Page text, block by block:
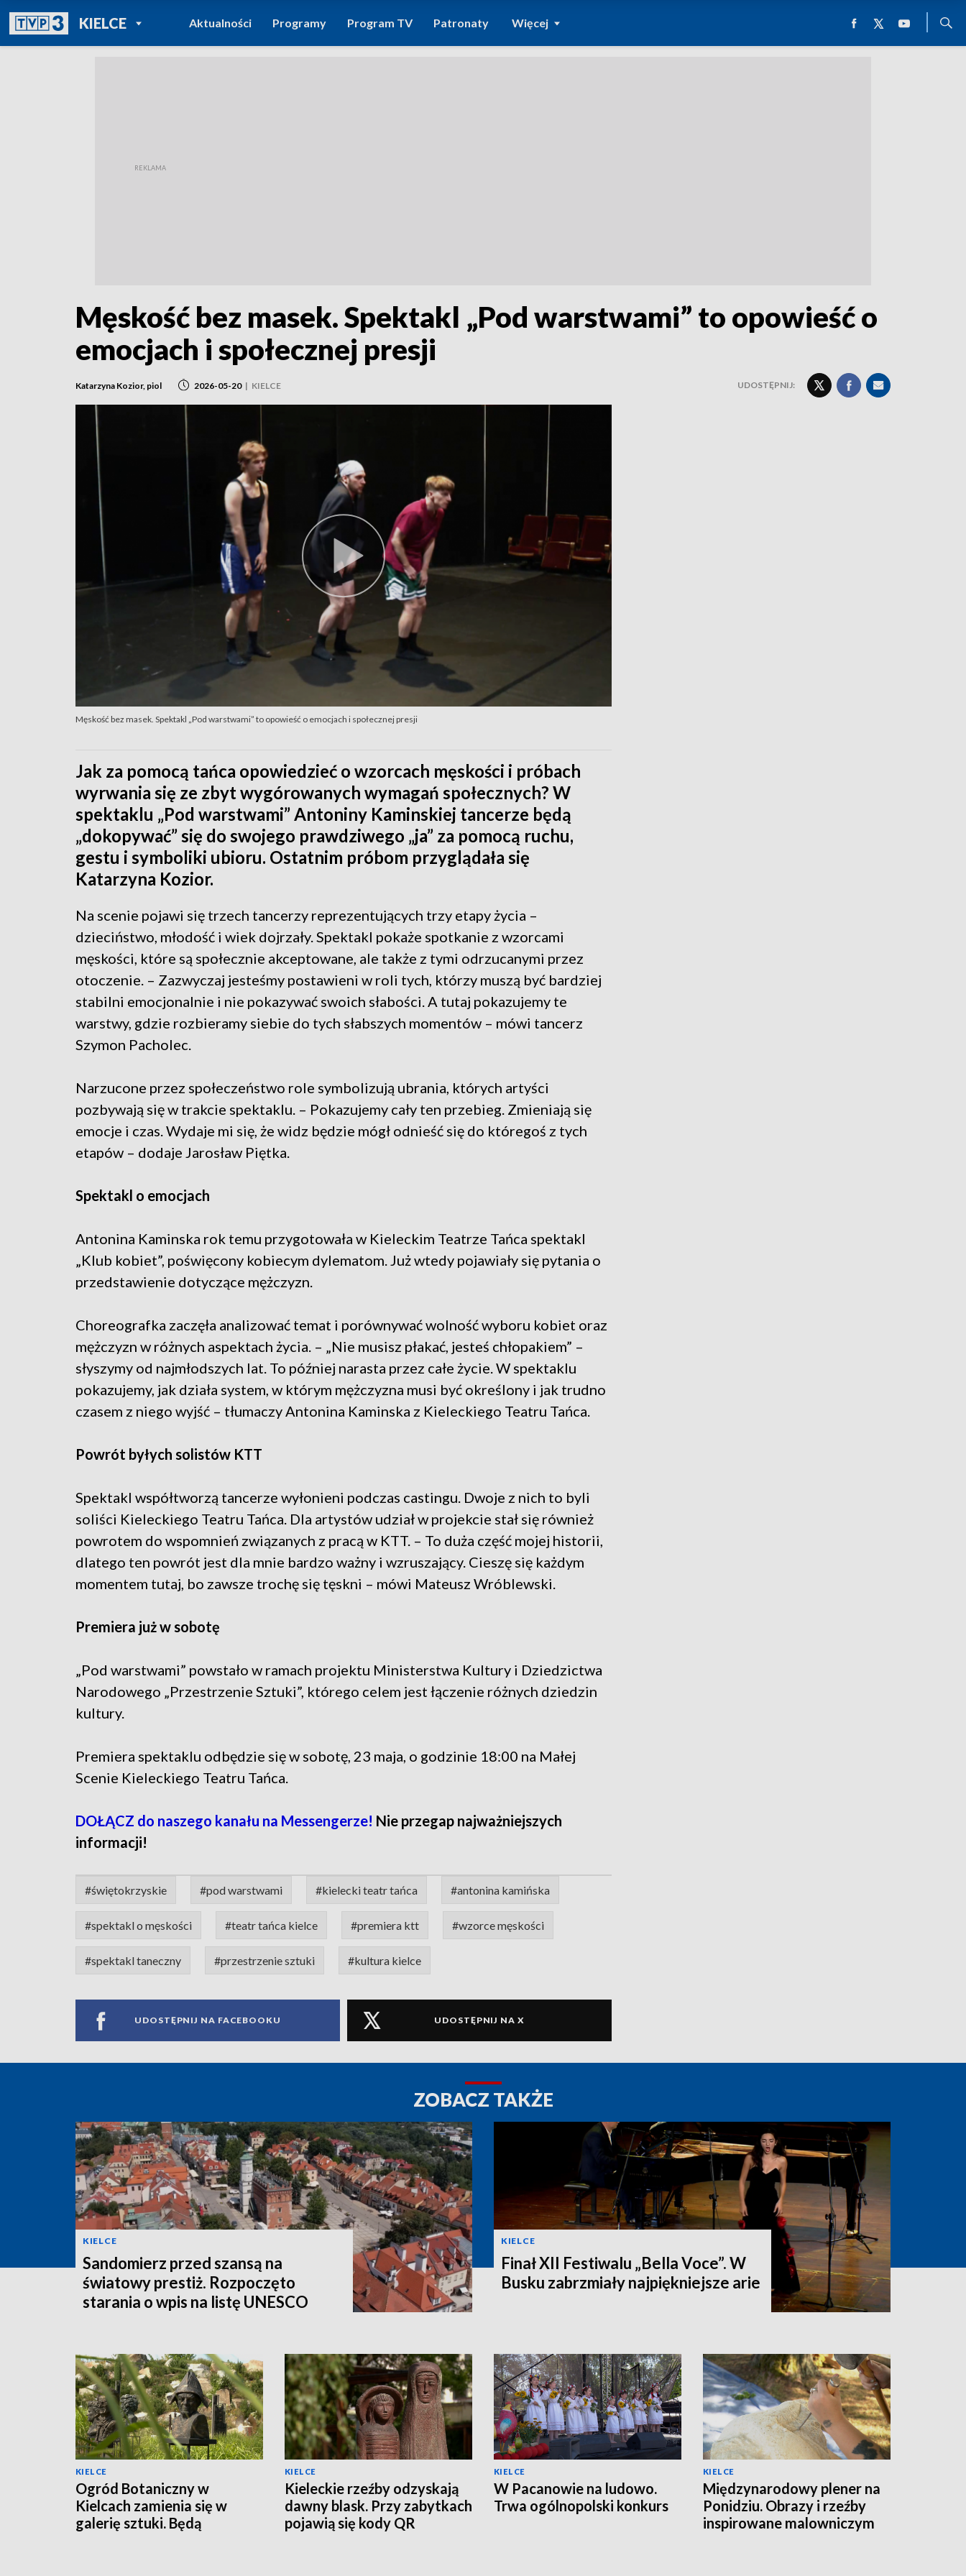
KIELCEPOWRÓT DO
TVP REGIONY
Aktualności Programy Program TV Patronaty Więcej
Męskość bez masek. Spektakl „Pod warstwami” to opowieść o
emocjach i społecznej presji
Katarzyna Kozior, piol 2026-05-20 | KIELCE UDOSTĘPNIJ:
Męskość bez masek. Spektakl „Pod warstwami” to opowieść o emocjach i społecznej presji
Jak za pomocą tańca opowiedzieć o wzorcach męskości i próbach
wyrwania się ze zbyt wygórowanych wymagań społecznych? W
spektaklu „Pod warstwami” Antoniny Kaminskiej tancerze będą
„dokopywać” się do swojego prawdziwego „ja” za pomocą ruchu,
gestu i symboliki ubioru. Ostatnim próbom przyglądała się
Katarzyna Kozior.
Na scenie pojawi się trzech tancerzy reprezentujących trzy etapy życia –
dzieciństwo, młodość i wiek dojrzały. Spektakl pokaże spotkanie z wzorcami
męskości, które są społecznie akceptowane, ale także z tymi odrzucanymi przez
otoczenie. – Zazwyczaj jesteśmy postawieni w roli tych, którzy muszą być bardziej
stabilni emocjonalnie i nie pokazywać swoich słabości. A tutaj pokazujemy te
warstwy, gdzie rozbieramy siebie do tych słabszych momentów – mówi tancerz
Szymon Pacholec.
Narzucone przez społeczeństwo role symbolizują ubrania, których artyści
pozbywają się w trakcie spektaklu. – Pokazujemy cały ten przebieg. Zmieniają się
emocje i czas. Wydaje mi się, że widz będzie mógł odnieść się do któregoś z tych
etapów – dodaje Jarosław Piętka.
Spektakl o emocjach
Antonina Kaminska rok temu przygotowała w Kieleckim Teatrze Tańca spektakl
„Klub kobiet”, poświęcony kobiecym dylematom. Już wtedy pojawiały się pytania o
przedstawienie dotyczące mężczyzn.
Choreografka zaczęła analizować temat i porównywać wolność wyboru kobiet oraz
mężczyzn w różnych aspektach życia. – „Nie musisz płakać, jesteś chłopakiem” –
słyszymy od najmłodszych lat. To później narasta przez całe życie. W spektaklu
pokazujemy, jak działa system, w którym mężczyzna musi być określony i jak trudno
czasem z niego wyjść – tłumaczy Antonina Kaminska z Kieleckiego Teatru Tańca.
Powrót byłych solistów KTT
Spektakl współtworzą tancerze wyłonieni podczas castingu. Dwoje z nich to byli
soliści Kieleckiego Teatru Tańca. Dla artystów udział w projekcie stał się również
powrotem do wspomnień związanych z pracą w KTT. – To duża część mojej historii,
dlatego ten powrót jest dla mnie bardzo ważny i wzruszający. Cieszę się każdym
momentem tutaj, bo zawsze trochę się tęskni – mówi Mateusz Wróblewski.
Premiera już w sobotę
„Pod warstwami” powstało w ramach projektu Ministerstwa Kultury i Dziedzictwa
Narodowego „Przestrzenie Sztuki”, którego celem jest łączenie różnych dziedzin
kultury.
Premiera spektaklu odbędzie się w sobotę, 23 maja, o godzinie 18:00 na Małej
Scenie Kieleckiego Teatru Tańca.
DOŁĄCZ do naszego kanału na Messengerze! Nie przegap najważniejszych
informacji!
#świętokrzyskie #pod warstwami #kielecki teatr tańca #antonina kamińska
#spektakl o męskości #teatr tańca kielce #premiera ktt #wzorce męskości
#spektakl taneczny #przestrzenie sztuki #kultura kielce
UDOSTĘPNIJ NA FACEBOOKU UDOSTĘPNIJ NA X
ZOBACZ TAKŻE
KIELCE
Sandomierz przed szansą na
światowy prestiż. Rozpoczęto
starania o wpis na listę UNESCO
KIELCE
Finał XII Festiwalu „Bella Voce”. W
Busku zabrzmiały najpiękniejsze arie
KIELCE
Ogród Botaniczny w
Kielcach zamienia się w
galerię sztuki. Będą
KIELCE
Kieleckie rzeźby odzyskają
dawny blask. Przy zabytkach
pojawią się kody QR
KIELCE
W Pacanowie na ludowo.
Trwa ogólnopolski konkurs
KIELCE
Międzynarodowy plener na
Ponidziu. Obrazy i rzeźby
inspirowane malowniczym